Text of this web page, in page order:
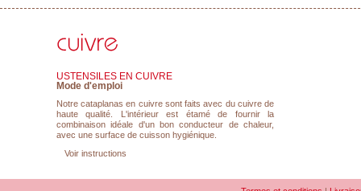
USTENSILES EN CUIVRE
Mode d'emploi
Notre cataplanas en cuivre sont faits avec du cuivre de
haute qualité. L'intérieur est étamé de fournir la
combinaison idéale d'un bon conducteur de chaleur,
avec une surface de cuisson hygiénique.
Voir instructions